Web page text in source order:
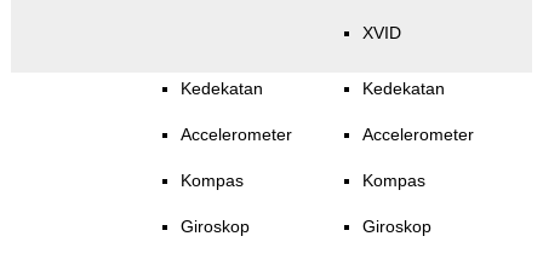
XVID
Kedekatan
Accelerometer
Kompas
Giroskop
Kedekatan
Accelerometer
Kompas
Giroskop